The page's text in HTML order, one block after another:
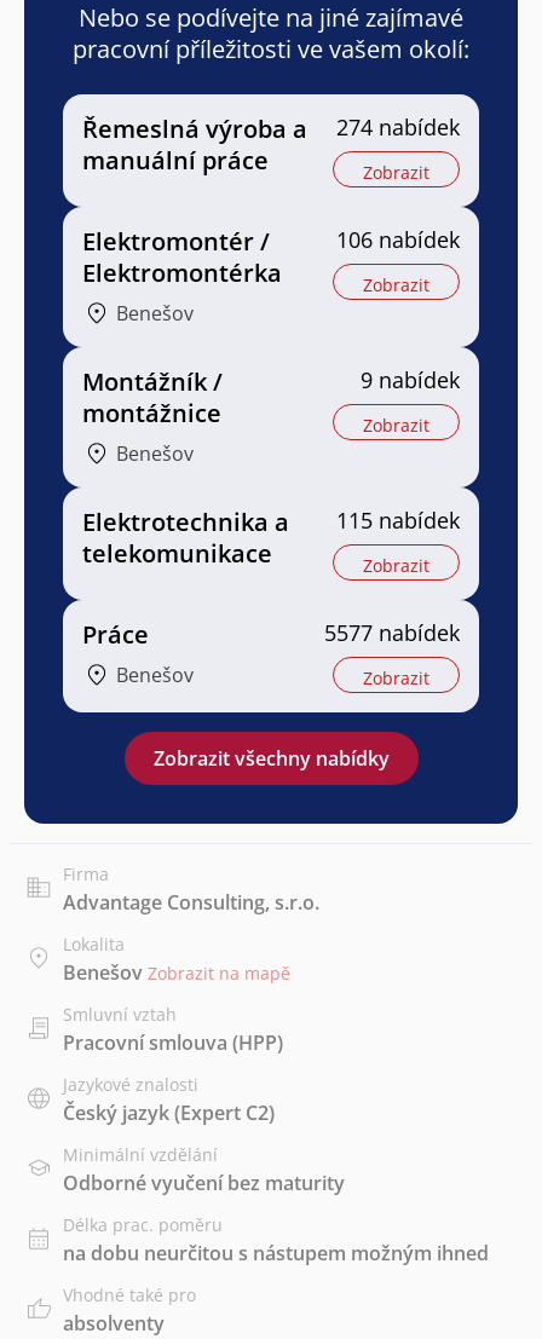
Nebo se podívejte na jiné zajímavé
pracovní příležitosti ve vašem okolí:
Řemeslná výroba a
manuální práce
274 nabídek
Zobrazit
Elektromontér /
Elektromontérka
Benešov
106 nabídek
Zobrazit
Montážník /
montážnice
Benešov
9 nabídek
Zobrazit
Elektrotechnika a
telekomunikace
115 nabídek
Zobrazit
Práce
Benešov
5577 nabídek
Zobrazit
Zobrazit všechny nabídky
Firma
Advantage Consulting, s.r.o.
Lokalita
Benešov Zobrazit na mapě
Smluvní vztah
Pracovní smlouva (HPP)
Jazykové znalosti
Český jazyk(Expert C2)
Minimální vzdělání
Odborné vyučení bez maturity
Délka prac. poměru
na dobu neurčitou s nástupem možným ihned
Vhodné také pro
absolventy